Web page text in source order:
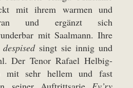
mit ihrem warmen und
und ergänzt sich
mit Saalmann. Ihre
singt sie innig und
Der Tenor Rafael Helbig-
mit sehr hellem und fast